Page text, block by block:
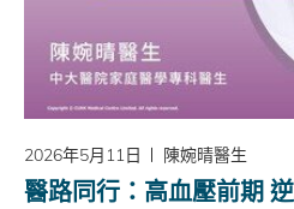
2026年5月11日 陳婉晴醫生
醫路同行：高血壓前期